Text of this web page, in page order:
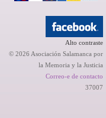
Alto contraste
© 2026 Asociación Salamanca por
la Memoria y la Justicia
Correo-e de contacto
37007